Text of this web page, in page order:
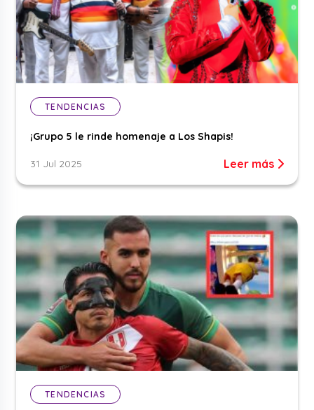
TENDENCIAS
¡Grupo 5 le rinde homenaje a Los Shapis!
31 Jul 2025 Leer más
TENDENCIAS